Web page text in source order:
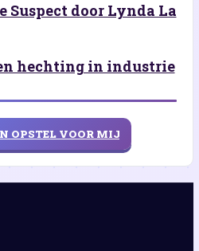
Suspect door Lynda La
hechting in industrie
OPSTEL VOOR MIJ